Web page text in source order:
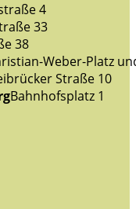
4
33
38
Weber-Platz
Straße 10
Bahnhofsplatz 1